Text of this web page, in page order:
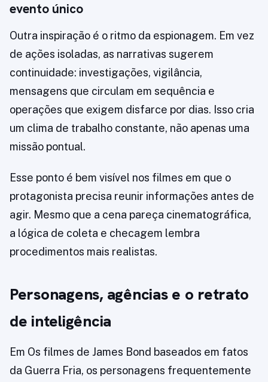
evento único
Outra inspiração é o ritmo da espionagem. Em vez
de ações isoladas, as narrativas sugerem
continuidade: investigações, vigilância,
mensagens que circulam em sequência e
operações que exigem disfarce por dias. Isso cria
um clima de trabalho constante, não apenas uma
missão pontual.
Esse ponto é bem visível nos filmes em que o
protagonista precisa reunir informações antes de
agir. Mesmo que a cena pareça cinematográfica,
a lógica de coleta e checagem lembra
procedimentos mais realistas.
Personagens, agências e o retrato
de inteligência
Em Os filmes de James Bond baseados em fatos
da Guerra Fria, os personagens frequentemente